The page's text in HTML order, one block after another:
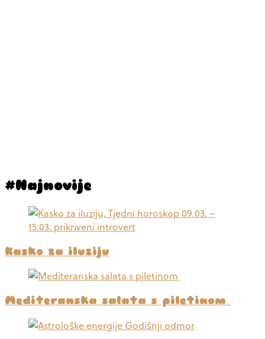
#Najnovije
Kasko za iluziju
Mediteranska salata s piletinom